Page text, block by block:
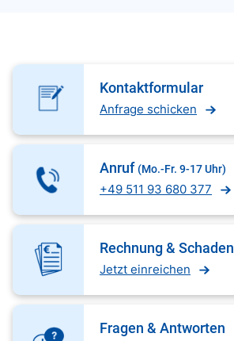
Kontaktformular
Anfrage schicken
Anruf (Mo.-Fr. 9-17 Uhr)
+49 511 93 680 377
Rechnung & Schaden
Jetzt einreichen
Fragen & Antworten